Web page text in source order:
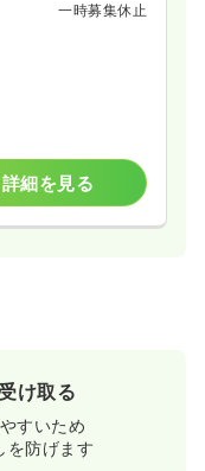
一時募集休止
詳細を見る
け取る
すいため
を防げます